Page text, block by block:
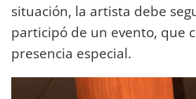
situación, la artista debe
participó de un evento, que
presencia especial.